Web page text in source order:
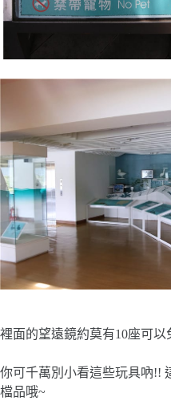
裡面的望遠鏡約莫有10座可以
你可千萬別小看這些玩具吶!!
檔品哦~